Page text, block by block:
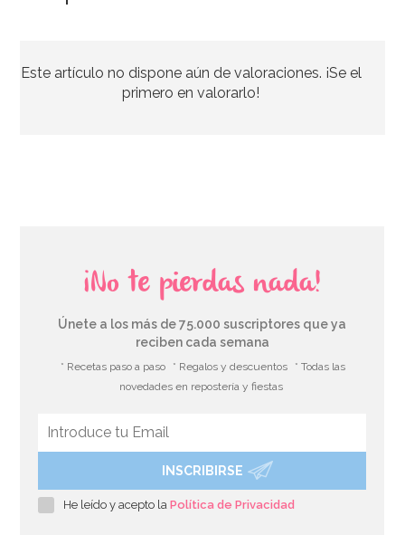
Este artículo no dispone aún de valoraciones. ¡Se el
primero en valorarlo!
¡No te pierdas nada!
Únete a los más de 75.000 suscriptores que ya
reciben cada semana
* Recetas paso a paso * Regalos y descuentos
* Todas las
novedades en repostería y fiestas
INSCRIBIRSE
He leído y acepto laPolítica de Privacidad